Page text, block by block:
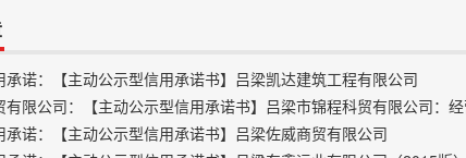
承诺：【主动公示型信用承诺书】吕梁凯达建筑工程有限公司
限公司：【主动公示型信用承诺书】吕梁市锦程科贸有限公司：
诺：【主动公示型信用承诺书】吕梁佐威商贸有限公司